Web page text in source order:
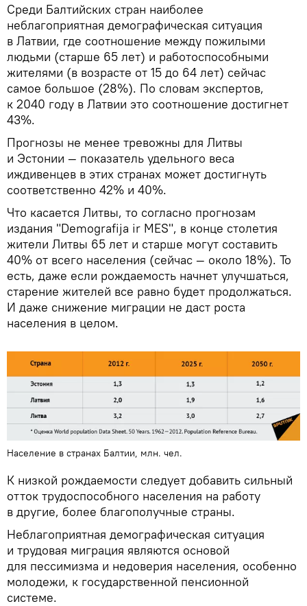
Среди Балтийских стран наиболее
неблагоприятная демографическая ситуация
в Латвии, где соотношение между пожилыми
людьми (старше 65 лет) и работоспособными
жителями (в возрасте от 15 до 64 лет) сейчас
самое большое (28%). По словам экспертов,
к 2040 году в Латвии это соотношение достигнет
43%.
Прогнозы не менее тревожны для Литвы
и Эстонии — показатель удельного веса
иждивенцев в этих странах может достигнуть
соответственно 42% и 40%.
Что касается Литвы, то согласно прогнозам
издания "Demografija ir MES", в конце столетия
жители Литвы 65 лет и старше могут составить
40% от всего населения (сейчас — около 18%). То
есть, даже если рождаемость начнет улучшаться,
старение жителей все равно будет продолжаться.
И даже снижение миграции не даст роста
населения в целом.
Население в странах Балтии, млн. чел.
К низкой рождаемости следует добавить сильный
отток трудоспособного населения на работу
в другие, более благополучные страны.
Неблагоприятная демографическая ситуация
и трудовая миграция являются основой
для пессимизма и недоверия населения, особенно
молодежи, к государственной пенсионной
системе.